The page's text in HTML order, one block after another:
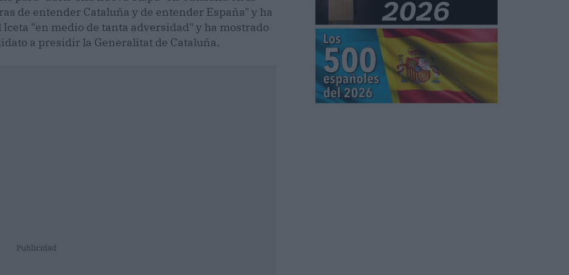
de entender Cataluña y de entender España" y ha
"en medio de tanta adversidad" y ha mostrado
a presidir la Generalitat de Cataluña.
Publicidad